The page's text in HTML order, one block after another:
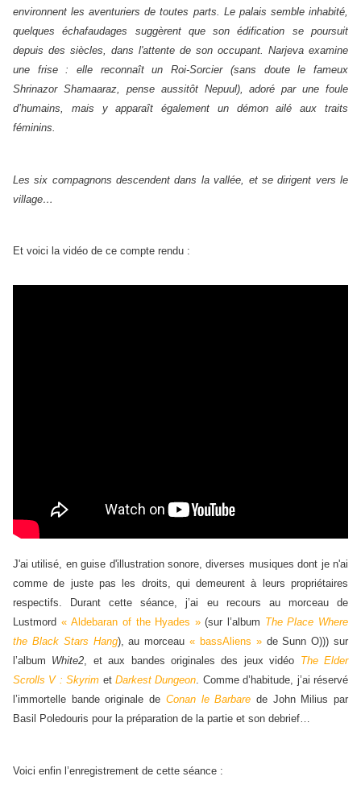
environnent les aventuriers de toutes parts. Le palais semble inhabité,
quelques échafaudages suggèrent que son édification se poursuit
depuis des siècles, dans l'attente de son occupant. Narjeva examine
une frise : elle reconnaît un Roi-Sorcier (sans doute le fameux
Shrinazor Shamaaraz, pense aussitôt Nepuul), adoré par une foule
d’humains, mais y apparaît également un démon ailé aux traits
féminins.
Les six compagnons descendent dans la vallée, et se dirigent vers le
village…
Et voici la vidéo de ce compte rendu :
J'ai utilisé, en guise d'illustration sonore, diverses musiques dont je n'ai
comme de juste pas les droits, qui demeurent à leurs propriétaires
respectifs. Durant cette séance, j’ai eu recours au morceau de
Lustmord « Aldebaran of the Hyades »(sur l’album The Place Where
the Black Stars Hang), au morceau « bassAliens »de Sunn O))) sur
l’album White2, et aux bandes originales des jeux vidéo The Elder
Scrolls V : Skyrim etDarkest Dungeon. Comme d’habitude, j’ai réservé
l’immortelle bande originale de Conan le Barbare de John Milius par
Basil Poledouris pour la préparation de la partie et son debrief…
Voici enfin l’enregistrement de cette séance :